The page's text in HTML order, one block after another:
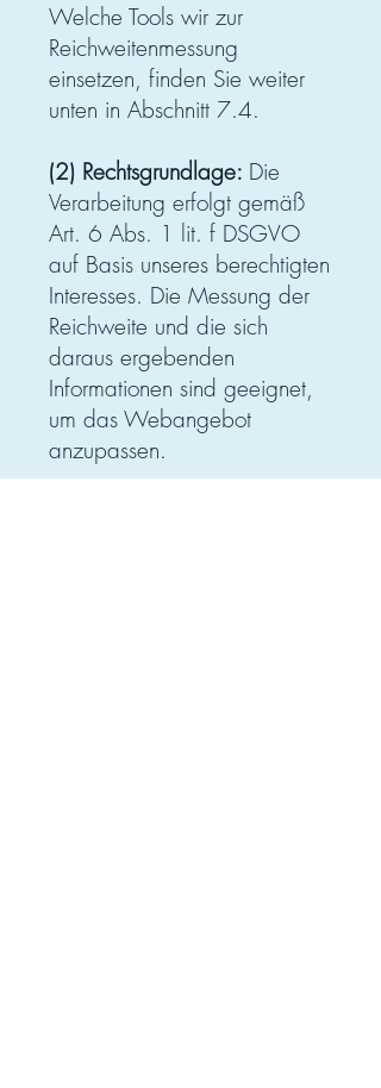
Welche Tools wir zur
Reichweitenmessung
einsetzen, finden Sie weiter
unten in Abschnitt 7.4.
(2) Rechtsgrundlage: Die
Verarbeitung erfolgt gemäß
Art. 6 Abs. 1 lit. f DSGVO
auf Basis unseres berechtigten
Interesses. Die Messung der
Reichweite und die sich
daraus ergebenden
Informationen sind geeignet,
um das Webangebot
anzupassen.